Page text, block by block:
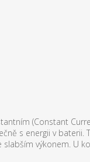
(Constant
s energii v baterii.
výkonem. U